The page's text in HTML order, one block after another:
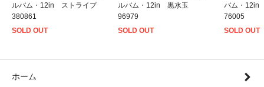
ルバム・12in ストライプ
380861
SOLD OUT
ルバム・12in 黒水玉
96979
SOLD OUT
バム・
76005
SOLD OUT
ホーム